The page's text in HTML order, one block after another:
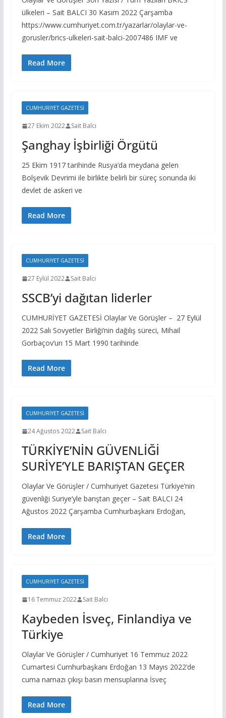
ülkeleri – Sait BALCI 30 Kasım 2022 Çarşamba
https://www.cumhuriyet.com.tr/yazarlar/olaylar-ve-
gorusler/brics-ulkeleri-sait-balci-2007486 IMF ve
Read More
CUMHURIYET GAZETESI
27 Ekim 2022 Sait Balcı
Şanghay İşbirliği Örgütü
25 Ekim 1917 tarihinde Rusya’da meydana gelen
Bolşevik Devrimi ile birlikte belirli bir süreç sonunda iki
devlet de askeri ve
Read More
CUMHURIYET GAZETESI
27 Eylül 2022 Sait Balcı
SSCB’yi dağıtan liderler
CUMHURİYET GAZETESİ Olaylar Ve Görüşler – 27 Eylül
2022 Salı Sovyetler Birliği’nin dağılış süreci, Mihail
Gorbaçov’un 15 Mart 1990 tarihinde
Read More
CUMHURIYET GAZETESI
24 Ağustos 2022 Sait Balcı
TÜRKİYE’NİN GÜVENLİĞİ
SURİYE’YLE BARIŞTAN GEÇER
Olaylar Ve Görüşler / Cumhuriyet Gazetesi Türkiye’nin
güvenliği Suriye’yle barıştan geçer – Sait BALCI 24
Ağustos 2022 Çarşamba Cumhurbaşkanı Erdoğan,
Read More
CUMHURIYET GAZETESI
16 Temmuz 2022 Sait Balcı
Kaybeden İsveç, Finlandiya ve
Türkiye
Olaylar Ve Görüşler / Cumhuriyet 16 Temmuz 2022
Cumartesi Cumhurbaşkanı Erdoğan 13 Mayıs 2022’de
cuma namazı çıkışı basın mensuplarına İsveç
Read More